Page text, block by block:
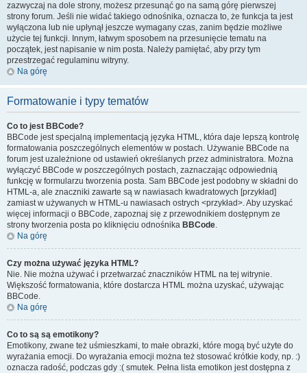
zazwyczaj na dole strony, możesz przesunąć go na samą górę pierwszej
strony forum. Jeśli nie widać takiego odnośnika, oznacza to, że funkcja ta jest
wyłączona lub nie upłynął jeszcze wymagany czas, zanim będzie możliwe
użycie tej funkcji. Innym, łatwym sposobem na przesunięcie tematu na
początek, jest napisanie w nim posta. Należy pamiętać, aby przy tym
przestrzegać regulaminu witryny.
Na górę
Formatowanie i typy tematów
Co to jest BBCode?
BBCode jest specjalną implementacją języka HTML, która daje lepszą kontrolę
formatowania poszczególnych elementów w postach. Używanie BBCode na
forum jest uzależnione od ustawień określanych przez administratora. Można
wyłączyć BBCode w poszczególnych postach, zaznaczając odpowiednią
funkcję w formularzu tworzenia posta. Sam BBCode jest podobny w składni do
HTML-a, ale znaczniki zawarte są w nawiasach kwadratowych [przykład]
zamiast w używanych w HTML-u nawiasach ostrych <przykład>. Aby uzyskać
więcej informacji o BBCode, zapoznaj się z przewodnikiem dostępnym ze
strony tworzenia posta po kliknięciu odnośnika BBCode.
Na górę
Czy można używać języka HTML?
Nie. Nie można używać i przetwarzać znaczników HTML na tej witrynie.
Większość formatowania, które dostarcza HTML można uzyskać, używając
BBCode.
Na górę
Co to są są emotikony?
Emotikony, zwane też uśmieszkami, to małe obrazki, które mogą być użyte do
wyrażania emocji. Do wyrażania emocji można też stosować krótkie kody, np. :)
oznacza radość, podczas gdy :( smutek. Pełna lista emotikon jest dostępna z